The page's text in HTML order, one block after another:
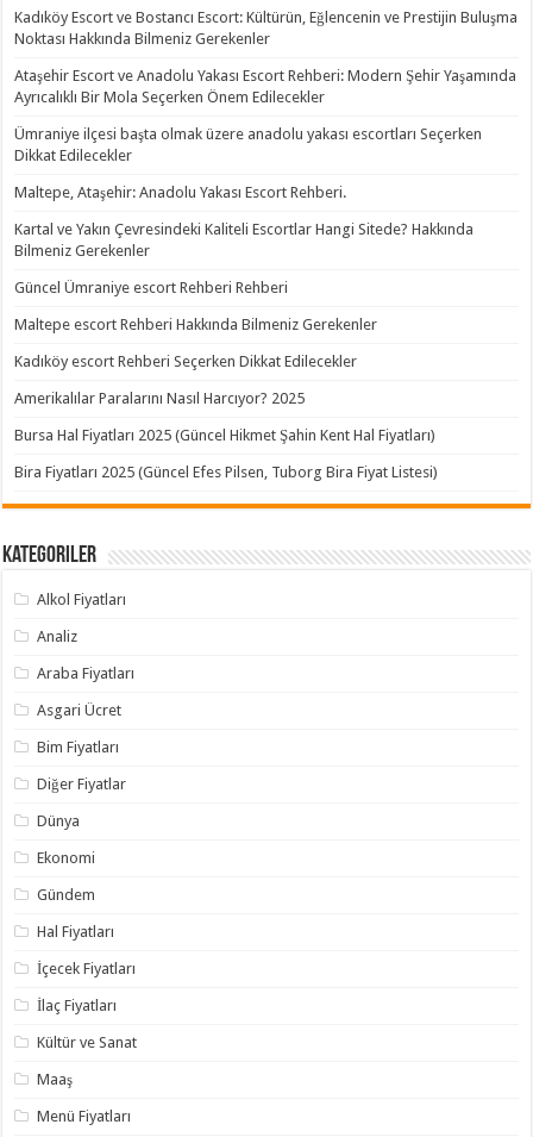
Kadıköy Escort ve Bostancı Escort: Kültürün, Eğlencenin ve Prestijin Buluşma
Noktası Hakkında Bilmeniz Gerekenler
Ataşehir Escort ve Anadolu Yakası Escort Rehberi: Modern Şehir Yaşamında
Ayrıcalıklı Bir Mola Seçerken Önem Edilecekler
Ümraniye ilçesi başta olmak üzere anadolu yakası escortları Seçerken
Dikkat Edilecekler
Maltepe, Ataşehir: Anadolu Yakası Escort Rehberi.
Kartal ve Yakın Çevresindeki Kaliteli Escortlar Hangi Sitede? Hakkında
Bilmeniz Gerekenler
Güncel Ümraniye escort Rehberi Rehberi
Maltepe escort Rehberi Hakkında Bilmeniz Gerekenler
Kadıköy escort Rehberi Seçerken Dikkat Edilecekler
Amerikalılar Paralarını Nasıl Harcıyor? 2025
Bursa Hal Fiyatları 2025 (Güncel Hikmet Şahin Kent Hal Fiyatları)
Bira Fiyatları 2025 (Güncel Efes Pilsen, Tuborg Bira Fiyat Listesi)
Kategoriler
Alkol Fiyatları
Analiz
Araba Fiyatları
Asgari Ücret
Bim Fiyatları
Diğer Fiyatlar
Dünya
Ekonomi
Gündem
Hal Fiyatları
İçecek Fiyatları
İlaç Fiyatları
Kültür ve Sanat
Maaş
Menü Fiyatları